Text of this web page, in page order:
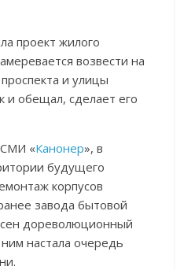
проект жилого
возвести на
и улицы
и обещал, сделает его
СМИ «Канонер», в
будущего
корпусов
завода бытовой
дореволюционный
настала очередь